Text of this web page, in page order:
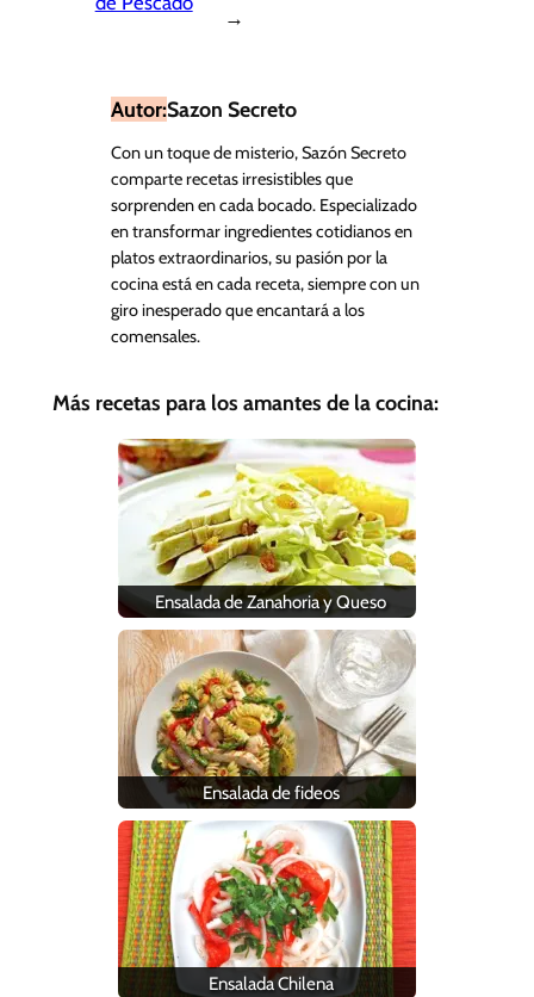
→
Autor:Sazon Secreto
Con un toque de misterio, Sazón Secreto
comparte recetas irresistibles que
sorprenden en cada bocado. Especializado
en transformar ingredientes cotidianos en
platos extraordinarios, su pasión por la
cocina está en cada receta, siempre con un
giro inesperado que encantará a los
comensales.
Más recetas para los amantes de la cocina:
Ensalada de Zanahoria y Queso
Ensalada de fideos
Ensalada Chilena